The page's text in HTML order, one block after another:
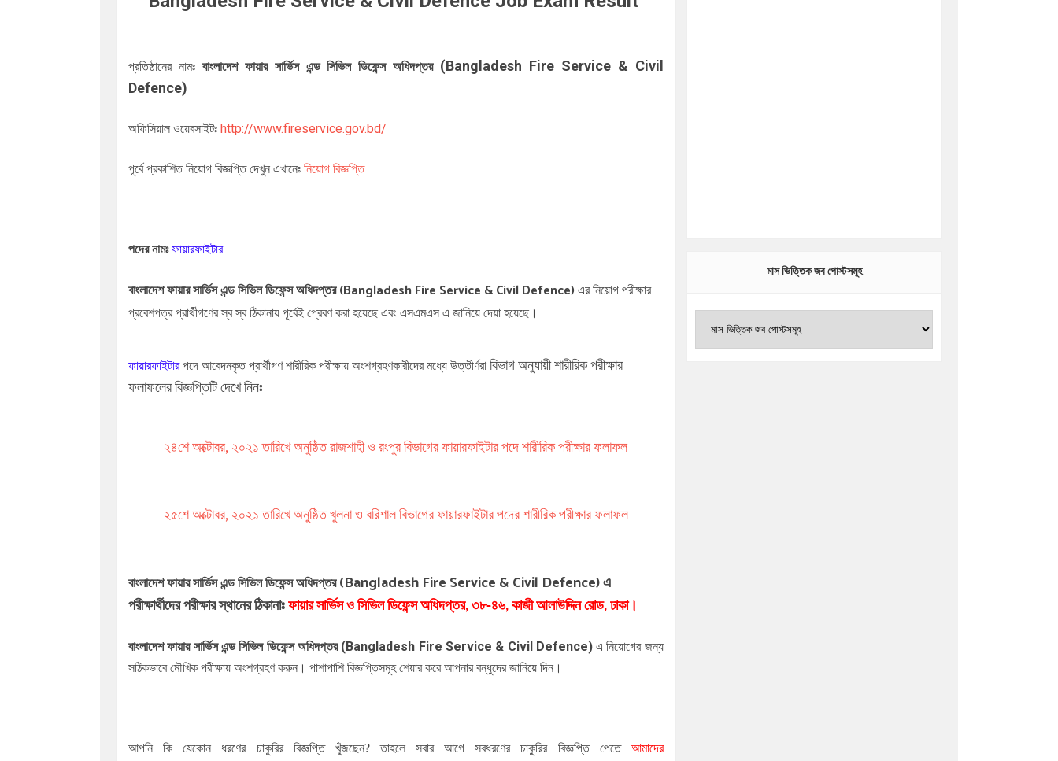
প্রতিষ্ঠানের নামঃ বাংলাদেশ ফায়ার সার্ভিস এন্ড সিভিল ডিফেন্স অধিদপ্তর(Bangladesh Fire Service & Civil
Defence)
অফিসিয়াল ওয়েবসাইটঃ http://www.fireservice.gov.bd/
পূর্বে প্রকাশিত নিয়োগ বিজ্ঞপ্তি দেখুন এখানেঃ নিয়োগ বিজ্ঞপ্তি
পদের নামঃ ফায়ারফাইটার
বাংলাদেশ ফায়ার সার্ভিস এন্ড সিভিল ডিফেন্স অধিদপ্তর(Bangladesh Fire Service & Civil Defence)এর নিয়োগ পরীক্ষার
প্রবেশপত্র প্রার্থীগণের স্ব স্ব ঠিকানায় পূর্বেই প্রেরণ করা হয়েছে এবং এসএমএস এ জানিয়ে দেয়া হয়েছে।
ফায়ারফাইটারপদে আবেদনকৃত প্রার্থীগণ শারীরিক পরীক্ষায় অংশগ্রহণকারীদের মধ্যে উত্তীর্ণরা বিভাগ অনুযায়ীশারীরিক পরীক্ষার
ফলাফলের বিজ্ঞপ্তিটি দেখে নিনঃ
২৪শে অক্টোবর, ২০২১ তারিখে অনুষ্ঠিত রাজশাহী ও রংপুর বিভাগের ফায়ারফাইটার পদে শারীরিক পরীক্ষার ফলাফল
২৫শে অক্টোবর, ২০২১ তারিখে অনুষ্ঠিত খুলনা ও বরিশাল বিভাগের ফায়ারফাইটার পদের শারীরিক পরীক্ষার ফলাফল
বাংলাদেশ ফায়ার সার্ভিস এন্ড সিভিল ডিফেন্স অধিদপ্তর(Bangladesh Fire Service & Civil Defence)এ
পরীক্ষার্থীদের পরীক্ষার স্থানের ঠিকানাঃফায়ার সার্ভিস ও সিভিল ডিফেন্স অধিদপ্তর, ৩৮-৪৬, কাজী আলাউদ্দিন রোড, ঢাকা।
বাংলাদেশ ফায়ার সার্ভিস এন্ড সিভিল ডিফেন্স অধিদপ্তর(Bangladesh Fire Service & Civil Defence) এ নিয়োগের জন্য
সঠিকভাবে মৌখিক পরীক্ষায় অংশগ্রহণ করুন। পাশাপাশি বিজ্ঞপ্তিসমূহ শেয়ার করে আপনার বন্ধুদের জানিয়ে দিন।
আপনি কি যেকোন ধরণের চাকুরির বিজ্ঞপ্তি খুঁজছেন?তাহলে সবার আগে সবধরণের চাকুরির বিজ্ঞপ্তি পেতে
আমাদের
মাস ভিত্তিক জব পোস্টসমূহ